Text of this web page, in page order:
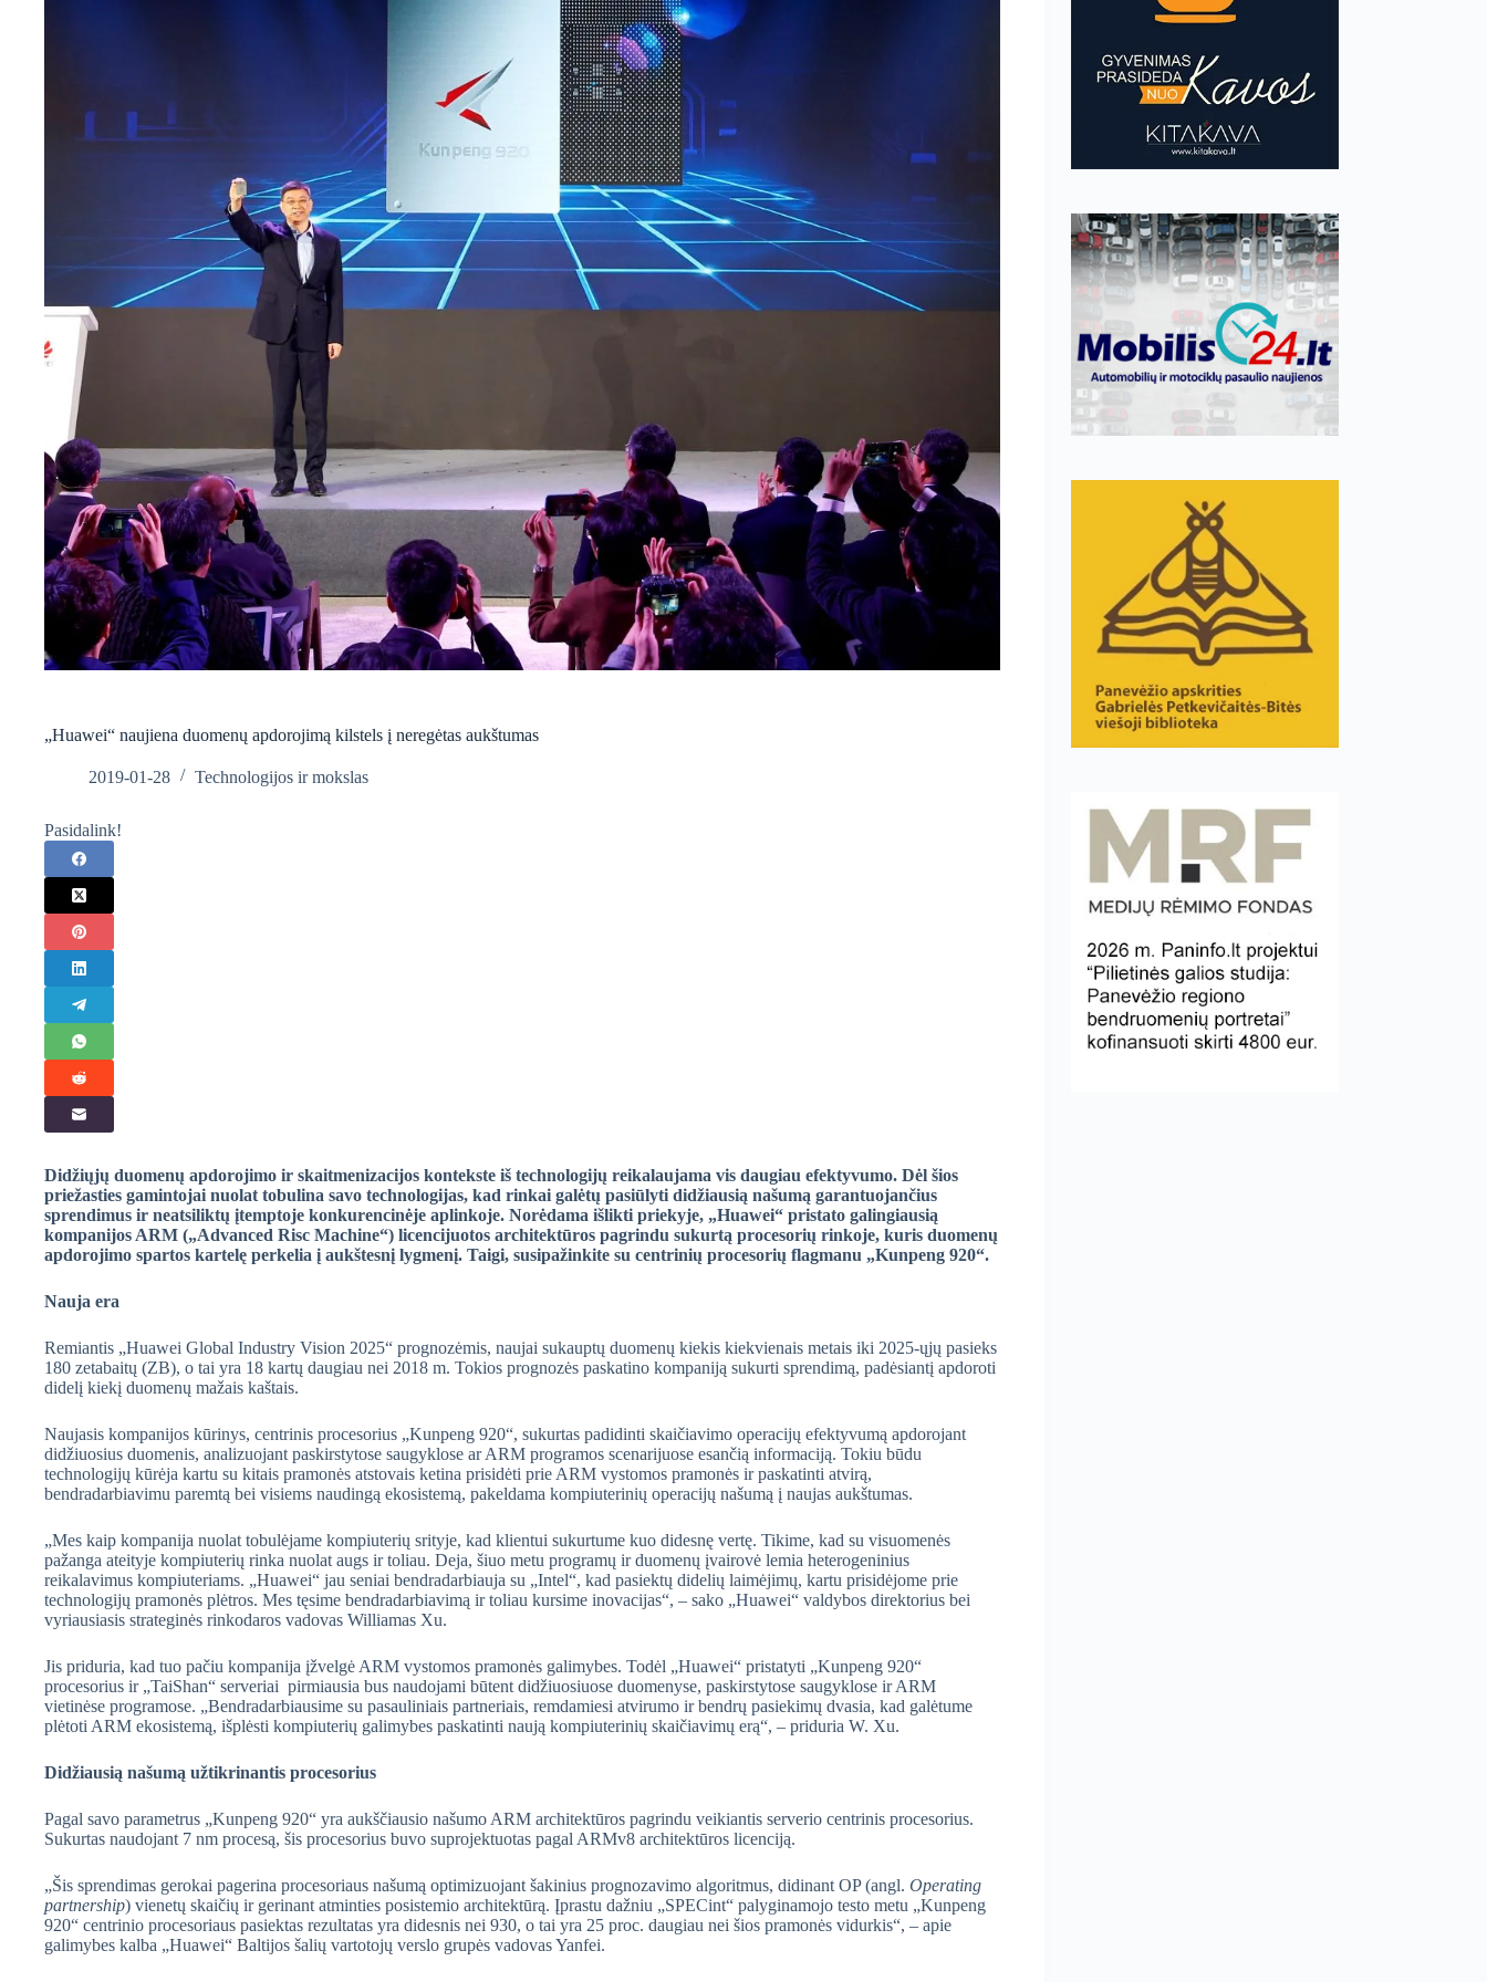
„Huawei“ naujiena duomenų apdorojimą kilstels į neregėtas aukštumas
2019-01-28 Technologijos ir mokslas
Pasidalink!
Didžiųjų duomenų apdorojimo ir skaitmenizacijos kontekste iš technologijų reikalaujama vis daugiau efektyvumo. Dėl šios
priežasties gamintojai nuolat tobulina savo technologijas, kad rinkai galėtų pasiūlyti didžiausią našumą garantuojančius
sprendimus ir neatsiliktų įtemptoje konkurencinėje aplinkoje. Norėdama išlikti priekyje, „Huawei“ pristato galingiausią
kompanijos ARM („Advanced Risc Machine“) licencijuotos architektūros pagrindu sukurtą procesorių rinkoje, kuris duomenų
apdorojimo spartos kartelę perkelia į aukštesnį lygmenį. Taigi, susipažinkite su centrinių procesorių flagmanu „Kunpeng 920“.
Nauja era
Remiantis „Huawei Global Industry Vision 2025“ prognozėmis, naujai sukauptų duomenų kiekis kiekvienais metais iki 2025-ųjų pasieks
180 zetabaitų (ZB), o tai yra 18 kartų daugiau nei 2018 m. Tokios prognozės paskatino kompaniją sukurti sprendimą, padėsiantį apdoroti
didelį kiekį duomenų mažais kaštais.
Naujasis kompanijos kūrinys, centrinis procesorius „Kunpeng 920“, sukurtas padidinti skaičiavimo operacijų efektyvumą apdorojant
didžiuosius duomenis, analizuojant paskirstytose saugyklose ar ARM programos scenarijuose esančią informaciją. Tokiu būdu
technologijų kūrėja kartu su kitais pramonės atstovais ketina prisidėti prie ARM vystomos pramonės ir paskatinti atvirą,
bendradarbiavimu paremtą bei visiems naudingą ekosistemą, pakeldama kompiuterinių operacijų našumą į naujas aukštumas.
„Mes kaip kompanija nuolat tobulėjame kompiuterių srityje, kad klientui sukurtume kuo didesnę vertę. Tikime, kad su visuomenės
pažanga ateityje kompiuterių rinka nuolat augs ir toliau. Deja, šiuo metu programų ir duomenų įvairovė lemia heterogeninius
reikalavimus kompiuteriams. „Huawei“ jau seniai bendradarbiauja su „Intel“, kad pasiektų didelių laimėjimų, kartu prisidėjome prie
technologijų pramonės plėtros. Mes tęsime bendradarbiavimą ir toliau kursime inovacijas“, – sako „Huawei“ valdybos direktorius bei
vyriausiasis strateginės rinkodaros vadovas Williamas Xu.
Jis priduria, kad tuo pačiu kompanija įžvelgė ARM vystomos pramonės galimybes. Todėl „Huawei“ pristatyti „Kunpeng 920“
procesorius ir „TaiShan“ serveriai pirmiausia bus naudojami būtent didžiuosiuose duomenyse, paskirstytose saugyklose ir ARM
vietinėse programose. „Bendradarbiausime su pasauliniais partneriais, remdamiesi atvirumo ir bendrų pasiekimų dvasia, kad galėtume
plėtoti ARM ekosistemą, išplėsti kompiuterių galimybes paskatinti naują kompiuterinių skaičiavimų erą“, – priduria W. Xu.
Didžiausią našumą užtikrinantis procesorius
Pagal savo parametrus „Kunpeng 920“ yra aukščiausio našumo ARM architektūros pagrindu veikiantis serverio centrinis procesorius.
Sukurtas naudojant 7 nm procesą, šis procesorius buvo suprojektuotas pagal ARMv8 architektūros licenciją.
„Šis sprendimas gerokai pagerina procesoriaus našumą optimizuojant šakinius prognozavimo algoritmus, didinant OP (angl. Operating
partnership) vienetų skaičių ir gerinant atminties posistemio architektūrą. Įprastu dažniu „SPECint“ palyginamojo testo metu „Kunpeng
920“ centrinio procesoriaus pasiektas rezultatas yra didesnis nei 930, o tai yra 25 proc. daugiau nei šios pramonės vidurkis“, – apie
galimybes kalba „Huawei“ Baltijos šalių vartotojų verslo grupės vadovas Yanfei.